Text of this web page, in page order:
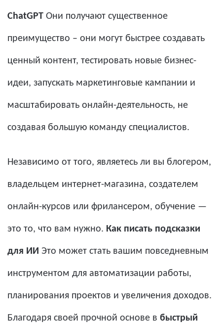
ChatGPT Они получают существенное
преимущество – они могут быстрее создавать
ценный контент, тестировать новые бизнес-
идеи, запускать маркетинговые кампании и
масштабировать онлайн-деятельность, не
создавая большую команду специалистов.
Независимо от того, являетесь ли вы блогером,
владельцем интернет-магазина, создателем
онлайн-курсов или фрилансером, обучение —
это то, что вам нужно. Как писать подсказки
для ИИ Это может стать вашим повседневным
инструментом для автоматизации работы,
планирования проектов и увеличения доходов.
Благодаря своей прочной основе в быстрый